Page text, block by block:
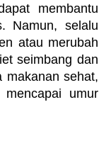
membantu
Namun, selalu
atau merubah
seimbang dan
makanan sehat,
umur